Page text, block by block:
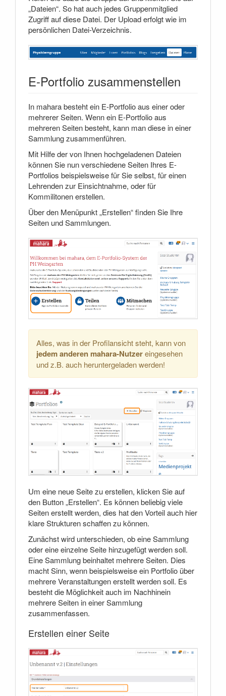
„Dateien“. So hat auch jedes Gruppenmitglied
Zugriff auf diese Datei. Der Upload erfolgt wie im
persönlichen Datei-Verzeichnis.
E-Portfolio zusammenstellen
In mahara besteht ein E-Portfolio aus einer oder
mehrerer Seiten. Wenn ein E-Portfolio aus
mehreren Seiten besteht, kann man diese in einer
Sammlung zusammenführen.
Mit Hilfe der von Ihnen hochgeladenen Dateien
können Sie nun verschiedene Seiten Ihres E-
Portfolios beispielsweise für Sie selbst, für einen
Lehrenden zur Einsichtnahme, oder für
Kommilitonen erstellen.
Über den Menüpunkt „Erstellen“ finden Sie Ihre
Seiten und Sammlungen.
Alles, was in der Profilansicht steht, kann von
jedem anderen mahara-Nutzereingesehen
und z.B. auch heruntergeladen werden!
Um eine neue Seite zu erstellen, klicken Sie auf
den Button „Erstellen“. Es können beliebig viele
Seiten erstellt werden, dies hat den Vorteil auch hier
klare Strukturen schaffen zu können.
Zunächst wird unterschieden, ob eine Sammlung
oder eine einzelne Seite hinzugefügt werden soll.
Eine Sammlung beinhaltet mehrere Seiten. Dies
macht Sinn, wenn beispielsweise ein Portfolio über
mehrere Veranstaltungen erstellt werden soll. Es
besteht die Möglichkeit auch im Nachhinein
mehrere Seiten in einer Sammlung
zusammenfassen.
Erstellen einer Seite